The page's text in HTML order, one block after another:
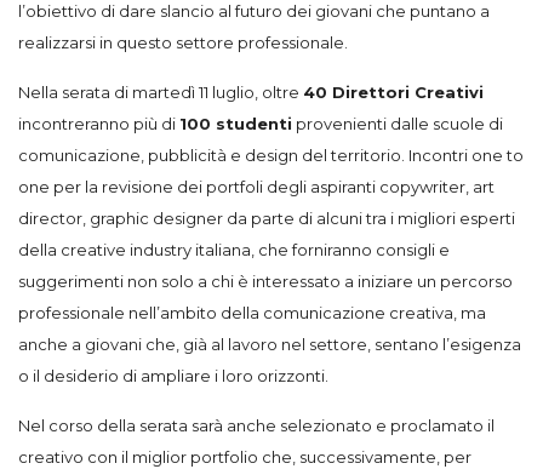
l’obiettivo di dare slancio al futuro dei giovani che puntano a
realizzarsi in questo settore professionale.
Nella serata di martedì 11 luglio, oltre 40 Direttori Creativi
incontreranno più di 100 studenti provenienti dalle scuole di
comunicazione, pubblicità e design del territorio. Incontri one to
one per la revisione dei portfoli degli aspiranti copywriter, art
director, graphic designer da parte di alcuni tra i migliori esperti
della creative industry italiana, che forniranno consigli e
suggerimenti non solo a chi è interessato a iniziare un percorso
professionale nell’ambito della comunicazione creativa, ma
anche a giovani che, già al lavoro nel settore, sentano l’esigenza
o il desiderio di ampliare i loro orizzonti.
Nel corso della serata sarà anche selezionato e proclamato il
creativo con il miglior portfolio che, successivamente, per